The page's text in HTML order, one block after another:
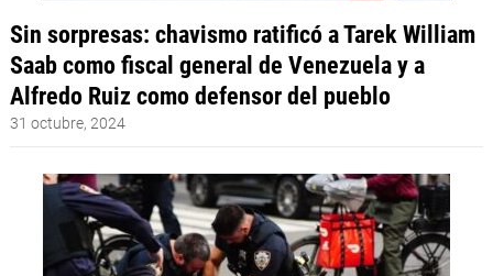
Sin sorpresas: chavismo ratificó a Tarek William
Saab como fiscal general de Venezuela y a
Alfredo Ruiz como defensor del pueblo
31 octubre, 2024